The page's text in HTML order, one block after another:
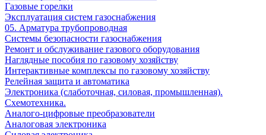
Газовые горелки
Эксплуатация систем газоснабжения
05. Арматура трубопроводная
Системы безопасности газоснабжения
Ремонт и обслуживание газового оборудования
Наглядные пособия по газовому хозяйству
Интерактивные комплексы по газовому хозяйству
Релейная защита и автоматика
Электроника (слаботочная, силовая, промышленная).
Схемотехника.
Аналого-цифровые преобразователи
Аналоговая электроника